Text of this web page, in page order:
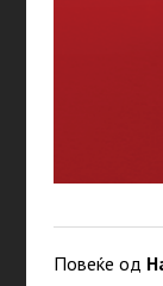
Повеќе од